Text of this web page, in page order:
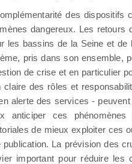
des dispositifs
dangereux. Les retours
les bassins de la Seine et de
pris dans son ensemble,
de crise et en particulier
des rôles et
alerte des services -
anticiper ces
de mieux exploiter ces
La prévision des
important pour réduire les